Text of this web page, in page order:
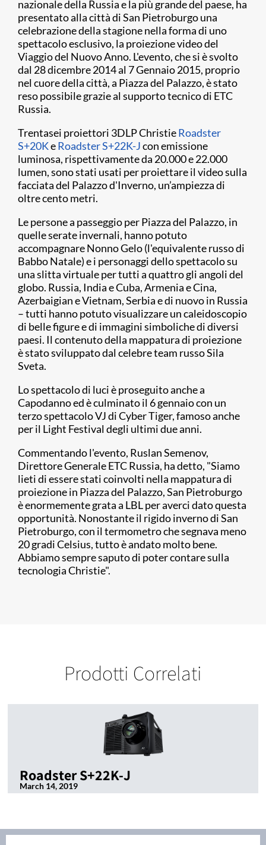
nazionale della Russia e la più grande del paese, ha
presentato alla città di San Pietroburgo una
celebrazione della stagione nella forma di uno
spettacolo esclusivo, la proiezione video del
Viaggio del Nuovo Anno. L'evento, che si è svolto
dal 28 dicembre 2014 al 7 Gennaio 2015, proprio
nel cuore della città, a Piazza del Palazzo, è stato
reso possibile grazie al supporto tecnico di ETC
Russia.
Trentasei proiettori 3DLP ChristieRoadster
S+20KeRoadster S+22K-Jcon emissione
luminosa, rispettivamente da 20.000 e 22.000
lumen, sono stati usati per proiettare il video sulla
facciata del Palazzo d'Inverno, un’ampiezza di
oltre cento metri.
Le persone a passeggio per Piazza del Palazzo, in
quelle serate invernali, hanno potuto
accompagnare Nonno Gelo (l'equivalente russo di
Babbo Natale) e i personaggi dello spettacolo su
una slitta virtuale per tutti a quattro gli angoli del
globo. Russia, India e Cuba, Armenia e Cina,
Azerbaigian e Vietnam, Serbia e di nuovo in Russia
– tutti hanno potuto visualizzare un caleidoscopio
di belle figure e di immagini simboliche di diversi
paesi. Il contenuto della mappatura di proiezione
è stato sviluppato dal celebre team russo Sila
Sveta.
Lo spettacolo di luci è proseguito anche a
Capodanno ed è culminato il 6 gennaio con un
terzo spettacolo VJ di Cyber Tiger, famoso anche
per il Light Festival degli ultimi due anni.
Commentando l'evento, Ruslan Semenov,
Direttore Generale ETC Russia, ha detto, "Siamo
lieti di essere stati coinvolti nella mappatura di
proiezione in Piazza del Palazzo, San Pietroburgo
è enormemente grata a LBL per averci dato questa
opportunità. Nonostante il rigido inverno di San
Pietroburgo, con il termometro che segnava meno
20 gradi Celsius, tutto è andato molto bene.
Abbiamo sempre saputo di poter contare sulla
tecnologia Christie".
Prodotti Correlati
Roadster S+22K-J
March 14, 2019